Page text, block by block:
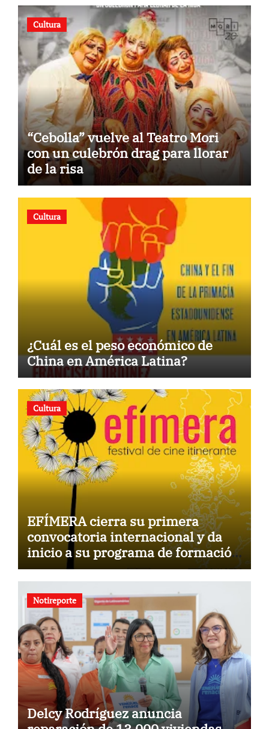
Cultura
“Cebolla” vuelve al Teatro Mori
con un culebrón drag para llorar
de la risa
Cultura
¿Cuál es el peso económico de
China en América Latina?
Cultura
EFÍMERA cierra su primera
convocatoria internacional y da
inicio a su programa de formación
para la comunidad
Notireporte
Delcy Rodríguez anuncia